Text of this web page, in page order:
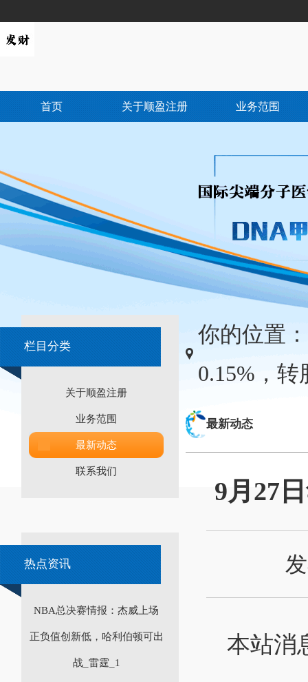
首页 关于顺盈注册 业务范围
栏目分类
关于顺盈注册
业务范围
最新动态
联系我们
热点资讯
NBA总决赛情报：杰威上场
正负值创新低，哈利伯顿可出
战_雷霆_1
你的位置：
0.15%，转
最新动态
9月27
本站消